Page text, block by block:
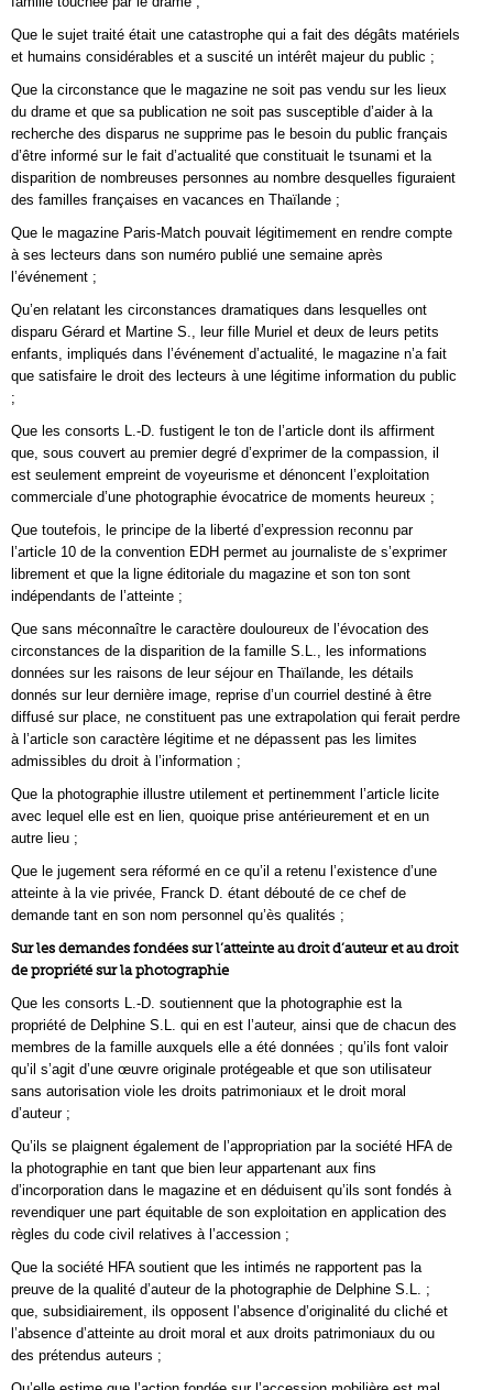
Que le sujet traité était une catastrophe qui a fait des dégâts matériels
et humains considérables et a suscité un intérêt majeur du public ;
Que la circonstance que le magazine ne soit pas vendu sur les lieux
du drame et que sa publication ne soit pas susceptible d’aider à la
recherche des disparus ne supprime pas le besoin du public français
d’être informé sur le fait d’actualité que constituait le tsunami et la
disparition de nombreuses personnes au nombre desquelles figuraient
des familles françaises en vacances en Thaïlande ;
Que le magazine Paris-Match pouvait légitimement en rendre compte
à ses lecteurs dans son numéro publié une semaine après
l’événement ;
Qu’en relatant les circonstances dramatiques dans lesquelles ont
disparu Gérard et Martine S., leur fille Muriel et deux de leurs petits
enfants, impliqués dans l’événement d’actualité, le magazine n’a fait
que satisfaire le droit des lecteurs à une légitime information du public
;
Que les consorts L.-D. fustigent le ton de l’article dont ils affirment
que, sous couvert au premier degré d’exprimer de la compassion, il
est seulement empreint de voyeurisme et dénoncent l’exploitation
commerciale d’une photographie évocatrice de moments heureux ;
Que toutefois, le principe de la liberté d’expression reconnu par
l’article 10 de la convention EDH permet au journaliste de s’exprimer
librement et que la ligne éditoriale du magazine et son ton sont
indépendants de l’atteinte ;
Que sans méconnaître le caractère douloureux de l’évocation des
circonstances de la disparition de la famille S.L., les informations
données sur les raisons de leur séjour en Thaïlande, les détails
donnés sur leur dernière image, reprise d’un courriel destiné à être
diffusé sur place, ne constituent pas une extrapolation qui ferait perdre
à l’article son caractère légitime et ne dépassent pas les limites
admissibles du droit à l’information ;
Que la photographie illustre utilement et pertinemment l’article licite
avec lequel elle est en lien, quoique prise antérieurement et en un
autre lieu ;
Que le jugement sera réformé en ce qu’il a retenu l’existence d’une
atteinte à la vie privée, Franck D. étant débouté de ce chef de
demande tant en son nom personnel qu’ès qualités ;
Sur les demandes fondées sur l’atteinte au droit d’auteur et au droit
de propriété sur la photographie
Que les consorts L.-D. soutiennent que la photographie est la
propriété de Delphine S.L. qui en est l’auteur, ainsi que de chacun des
membres de la famille auxquels elle a été données ; qu’ils font valoir
qu’il s’agit d’une œuvre originale protégeable et que son utilisateur
sans autorisation viole les droits patrimoniaux et le droit moral
d’auteur ;
Qu’ils se plaignent également de l’appropriation par la société HFA de
la photographie en tant que bien leur appartenant aux fins
d’incorporation dans le magazine et en déduisent qu’ils sont fondés à
revendiquer une part équitable de son exploitation en application des
règles du code civil relatives à l’accession ;
Que la société HFA soutient que les intimés ne rapportent pas la
preuve de la qualité d’auteur de la photographie de Delphine S.L. ;
que, subsidiairement, ils opposent l’absence d’originalité du cliché et
l’absence d’atteinte au droit moral et aux droits patrimoniaux du ou
des prétendus auteurs ;